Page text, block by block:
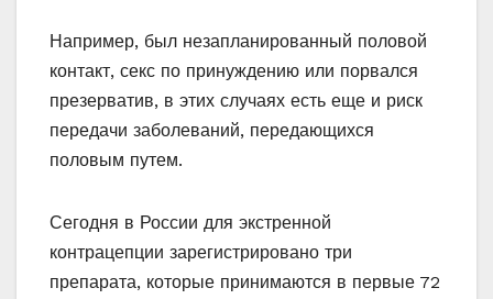
Например, был незапланированный половой
контакт, секс по принуждению или порвался
презерватив, в этих случаях есть еще и риск
передачи заболеваний, передающихся
половым путем.
Сегодня в России для экстренной
контрацепции зарегистрировано три
препарата, которые принимаются в первые 72